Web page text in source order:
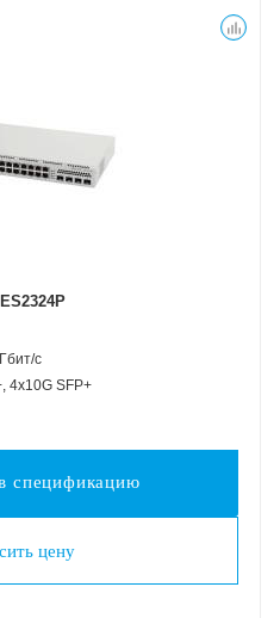
с
4x10G SFP+
спецификацию
цену